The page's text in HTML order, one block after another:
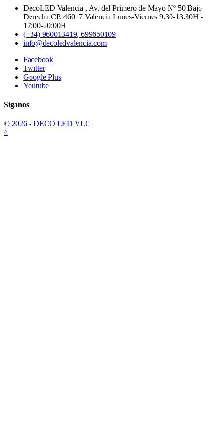
DecoLED Valencia , Av. del Primero de Mayo Nº 50 Bajo
Derecha CP. 46017 Valencia Lunes-Viernes 9:30-13:30H -
17:00-20:00H
(+34) 960013419, 699650109
info@decoledvalencia.com
Facebook
Twitter
Google Plus
Youtube
Síganos
© 2026 - DECO LED VLC
^